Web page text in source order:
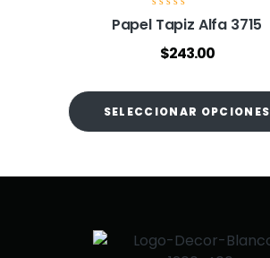
V
d
o
e
n
5
Papel Tapiz Alfa 3715
$243.00
SELECCIONAR OPCIONES